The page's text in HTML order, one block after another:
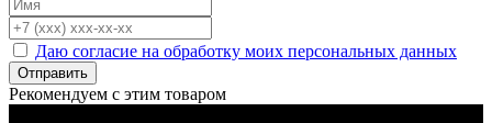
Даю согласие на обработку моих персональных данных
Отправить
Рекомендуем с этим товаром